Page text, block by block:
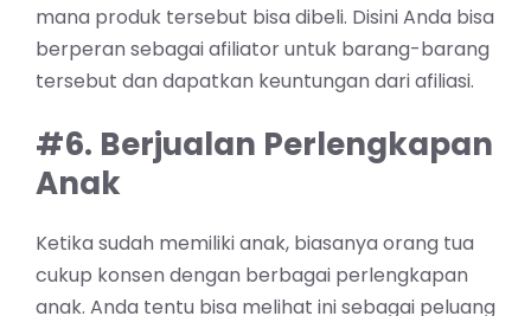
mana produk tersebut bisa dibeli. Disini Anda bisa
berperan sebagai afiliator untuk barang-barang
tersebut dan dapatkan keuntungan dari afiliasi.
#6. Berjualan Perlengkapan
Anak
Ketika sudah memiliki anak, biasanya orang tua
cukup konsen dengan berbagai perlengkapan
anak. Anda tentu bisa melihat ini sebagai peluang